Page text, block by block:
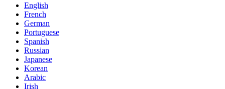
English
French
German
Portuguese
Spanish
Russian
Japanese
Korean
Arabic
Irish